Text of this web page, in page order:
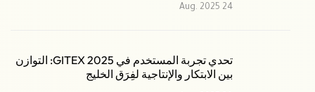
24 Aug. 2025
تحدي تجربة المستخدم في GITEX 2025: التوازن
بين الابتكار والإنتاجية لفِرَق الخليج